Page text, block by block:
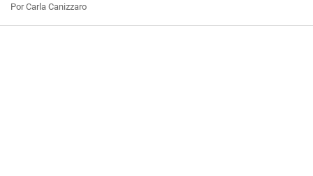
Por Carla Canizzaro